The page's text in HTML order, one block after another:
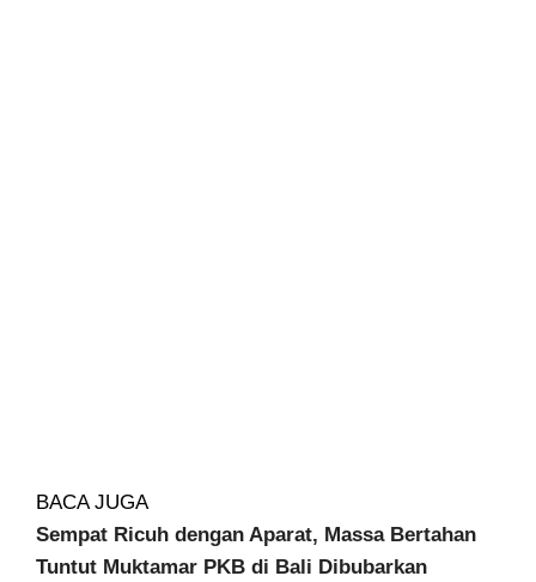
BACA JUGA
Sempat Ricuh dengan Aparat, Massa Bertahan
Tuntut Muktamar PKB di Bali Dibubarkan